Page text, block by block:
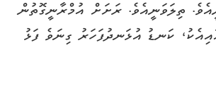
ތިލަވަނީއެވެ. ރަށަށް އުމްރާނީގޮތުން
ކަނޑު އުޅަނދުފަހަރު ގިނަވެ ފަޅު